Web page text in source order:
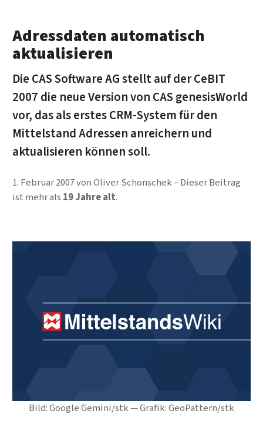
Bild: Google Gemini/stk — Grafik: GeoPattern/stk
Adressdaten automatisch
aktualisieren
Die CAS Software AG stellt auf der CeBIT
2007 die neue Version von CAS genesisWorld
vor, das als erstes CRM-System für den
Mittelstand Adressen anreichern und
aktualisieren können soll.
1. Februar 2007vonOliver Schonschek
Dieser Beitrag
ist mehr als 19 Jahre alt.